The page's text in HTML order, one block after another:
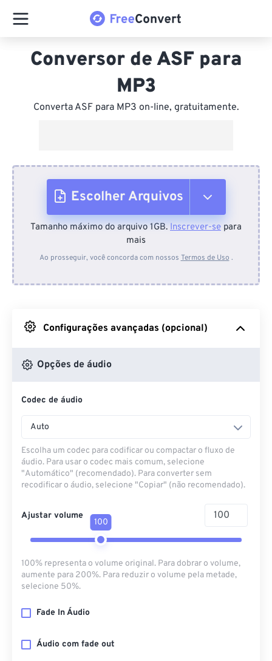
Conversor de ASF para
MP3
Converta ASF para MP3 on-line, gratuitamente.
Escolher Arquivos
Do dispositivo
Do Google Drive
Do OneDrive
Tamanho máximo do arquivo 1GB. Inscrever-se para
mais
Ao prosseguir, você concorda com nossos Termos de Uso .
Configurações avançadas (opcional)
Opções de áudio
Codec de áudio
Auto
Escolha um codec para codificar ou compactar o fluxo de
áudio. Para usar o codec mais comum, selecione
"Automático" (recomendado). Para converter sem
recodificar o áudio, selecione "Copiar" (não recomendado).
Ajustar volume
100
100% representa o volume original. Para dobrar o volume,
aumente para 200%. Para reduzir o volume pela metade,
selecione 50%.
Fade In Áudio
Áudio com fade out